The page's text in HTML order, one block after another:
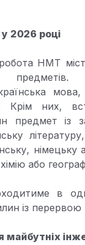
2026 році
НМТ
Крім них,
предмет із
або
в
із